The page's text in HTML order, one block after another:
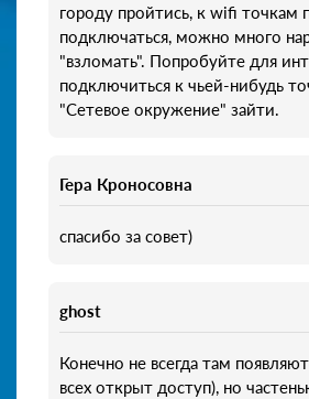
городу пройтись, к wifi точкам
подключаться, можно много
"взломать". Попробуйте для
подключиться к чьей-нибудь
"Сетевое окружение" зайти.
Гера Кроносовна
спасибо за совет)
ghost
Конечно не всегда там
всех открыт доступ), но